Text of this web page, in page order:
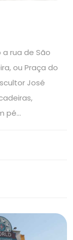
rua de São
ou Praça do
José
pé…